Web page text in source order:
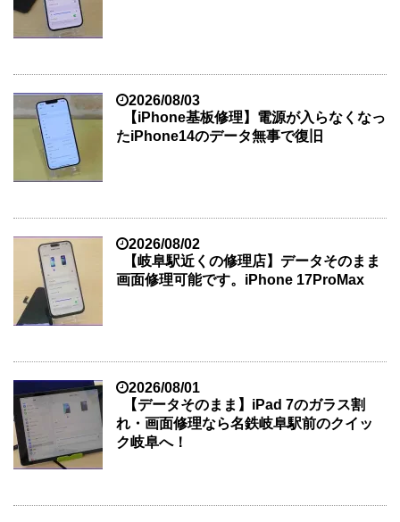
2026/08/03
【iPhone基板修理】電源が入らなくなっ
たiPhone14のデータ無事で復旧
2026/08/02
【岐阜駅近くの修理店】データそのまま
画面修理可能です。iPhone 17ProMax
2026/08/01
【データそのまま】iPad 7のガラス割
れ・画面修理なら名鉄岐阜駅前のクイッ
ク岐阜へ！